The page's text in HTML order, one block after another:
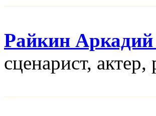
Райкин
сценарист,